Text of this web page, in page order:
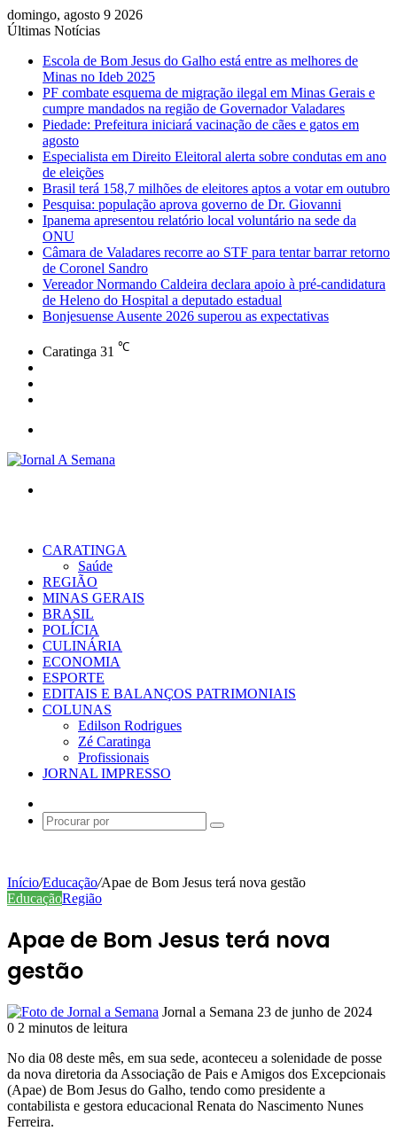
domingo, agosto 9 2026
Últimas Notícias
Escola de Bom Jesus do Galho está entre as melhores de
Minas no Ideb 2025
PF combate esquema de migração ilegal em Minas Gerais e
cumpre mandados na região de Governador Valadares
Piedade: Prefeitura iniciará vacinação de cães e gatos em
agosto
Especialista em Direito Eleitoral alerta sobre condutas em ano
de eleições
Brasil terá 158,7 milhões de eleitores aptos a votar em outubro
Pesquisa: população aprova governo de Dr. Giovanni
Ipanema apresentou relatório local voluntário na sede da
ONU
Câmara de Valadares recorre ao STF para tentar barrar retorno
de Coronel Sandro
Vereador Normando Caldeira declara apoio à pré-candidatura
de Heleno do Hospital a deputado estadual
Bonjesuense Ausente 2026 superou as expectativas
Caratinga 31 ℃
CARATINGA
Saúde
REGIÃO
MINAS GERAIS
BRASIL
POLÍCIA
CULINÁRIA
ECONOMIA
ESPORTE
EDITAIS E BALANÇOS PATRIMONIAIS
COLUNAS
Edilson Rodrigues
Zé Caratinga
Profissionais
JORNAL IMPRESSO
skin
Procurar
Início/Educação/Apae de Bom Jesus terá nova gestão
EducaçãoRegião
Apae de Bom Jesus terá nova
gestão
Jornal a Semana Mande
mail
23 de junho de 2024
0 2 minutos de leitura
No dia 08 deste mês, em sua sede, aconteceu a solenidade de posse
da nova diretoria da Associação de Pais e Amigos dos Excepcionais
(Apae) de Bom Jesus do Galho, tendo como presidente a
contabilista e gestora educacional Renata do Nascimento Nunes
Ferreira.